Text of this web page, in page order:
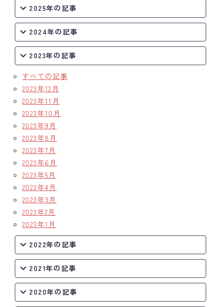
入会のご案内
2025年の記事
2024年の記事
2023年の記事
すべての記事
2023年12月
2023年11月
2023年10月
2023年9月
2023年8月
2023年7月
2023年6月
2023年5月
2023年4月
2023年3月
2023年2月
2023年1月
2022年の記事
2021年の記事
2020年の記事